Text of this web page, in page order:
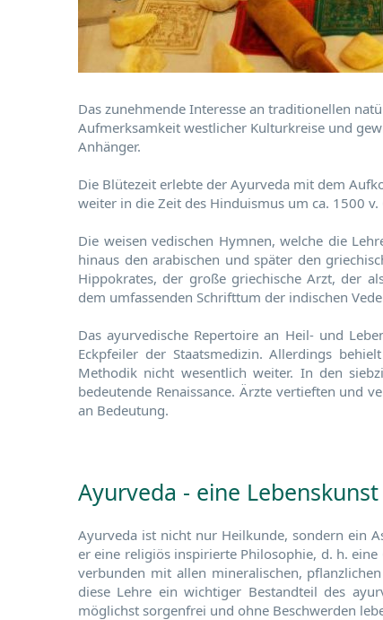
Das zunehmende Interesse an traditionellen
Aufmerksamkeit westlicher Kulturkreise und
Anhänger.
Die Blütezeit erlebte der Ayurveda mit dem
weiter in die Zeit des Hinduismus um ca. 1500 v.
Die weisen vedischen Hymnen, welche die
hinaus den arabischen und später den
Hippokrates, der große griechische Arzt, der
dem umfassenden Schrifttum der indischen
Das ayurvedische Repertoire an Heil- und
Eckpfeiler der Staatsmedizin. Allerdings
Methodik nicht wesentlich weiter. In den
bedeutende Renaissance. Ärzte vertieften und
an Bedeutung.
Ayurveda - eine Lebenskunst
Ayurveda ist nicht nur Heilkunde, sondern ein
er eine religiös inspirierte Philosophie, d. h.
verbunden mit allen mineralischen,
diese Lehre ein wichtiger Bestandteil des
möglichst sorgenfrei und ohne Beschwerden